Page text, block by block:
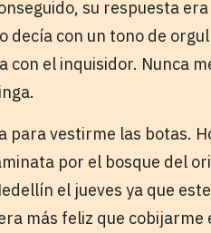
su respuesta
decía con un tono de
el inquisidor. Nunca
para vestirme las botas.
por el bosque del
el jueves ya que
más feliz que